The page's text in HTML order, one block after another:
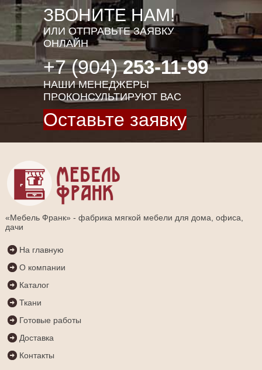
ЗВОНИТЕ НАМ!
ИЛИ ОТПРАВЬТЕ ЗАЯВКУ
ОНЛАЙН
+7 (904)253-11-99
НАШИ МЕНЕДЖЕРЫ
ПРОКОНСУЛЬТИРУЮТ ВАС
Оставьте заявку
«Мебель Франк» - фабрика мягкой мебели для дома, офиса,
дачи
На главную
О компании
Каталог
Ткани
Готовые работы
Доставка
Контакты